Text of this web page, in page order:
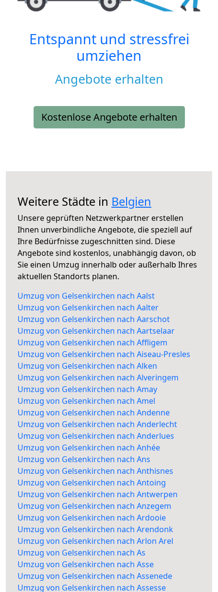
Entspannt und stressfrei
umziehen
Angebote erhalten
Kostenlose Angebote erhalten
Weitere Städte in Belgien
Unsere geprüften Netzwerkpartner erstellen
Ihnen unverbindliche Angebote, die speziell auf
Ihre Bedürfnisse zugeschnitten sind. Diese
Angebote sind kostenlos, unabhängig davon, ob
Sie einen Umzug innerhalb oder außerhalb Ihres
aktuellen Standorts planen.
Umzug von Gelsenkirchen nach Aalst
Umzug von Gelsenkirchen nach Aalter
Umzug von Gelsenkirchen nach Aarschot
Umzug von Gelsenkirchen nach Aartselaar
Umzug von Gelsenkirchen nach Affligem
Umzug von Gelsenkirchen nach Aiseau-Presles
Umzug von Gelsenkirchen nach Alken
Umzug von Gelsenkirchen nach Alveringem
Umzug von Gelsenkirchen nach Amay
Umzug von Gelsenkirchen nach Amel
Umzug von Gelsenkirchen nach Andenne
Umzug von Gelsenkirchen nach Anderlecht
Umzug von Gelsenkirchen nach Anderlues
Umzug von Gelsenkirchen nach Anhée
Umzug von Gelsenkirchen nach Ans
Umzug von Gelsenkirchen nach Anthisnes
Umzug von Gelsenkirchen nach Antoing
Umzug von Gelsenkirchen nach Antwerpen
Umzug von Gelsenkirchen nach Anzegem
Umzug von Gelsenkirchen nach Ardooie
Umzug von Gelsenkirchen nach Arendonk
Umzug von Gelsenkirchen nach Arlon Arel
Umzug von Gelsenkirchen nach As
Umzug von Gelsenkirchen nach Asse
Umzug von Gelsenkirchen nach Assenede
Umzug von Gelsenkirchen nach Assesse